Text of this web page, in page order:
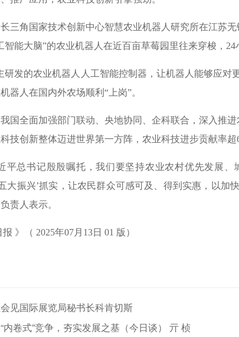
三角国家技术创新中心智慧农业机器人研究所在江苏
智能大脑”的农业机器人在近百亩草莓园里往来穿梭，24
研发的农业机器人人工智能控制器，让机器人能够应对
器人在国内外农场顺利“上岗”。
国全面加强部门联动、央地协同、企科联合，深入推
技创新整体迈进世界第一方阵，农业科技进步贡献率超
平总书记殷殷嘱托，我们要坚持农业农村优先发展
大振兴’抓实，让农民群众可感可及、得到实惠，以加
责人表示。
报 》（ 2025年07月13日 01 版）
见国际展览局秘书长科肯切斯
内卷式”竞争，夯实发展之基（今日谈） 亓 桢